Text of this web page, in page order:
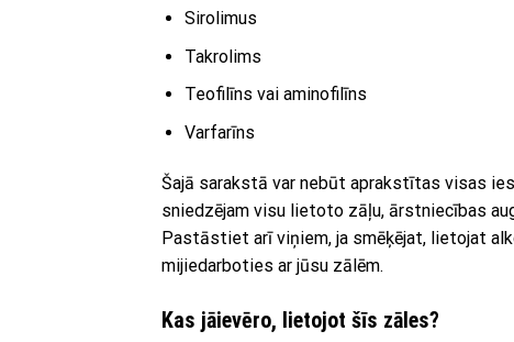
Sirolimus
Takrolims
Teofilīns vai aminofilīns
Varfarīns
Šajā sarakstā var nebūt aprakstītas visas
sniedzējam visu lietoto zāļu, ārstniecības
Pastāstiet arī viņiem, ja smēķējat, lietojat
mijiedarboties ar jūsu zālēm.
Kas jāievēro, lietojot šīs zāles?